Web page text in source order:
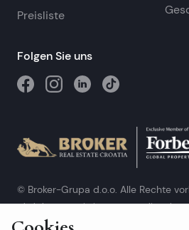
Preisliste
Folgen Sie uns
© Broker-Grupa d.o.o. Alle Rechte
Obala kneza Branimira 1, 21000 Split-